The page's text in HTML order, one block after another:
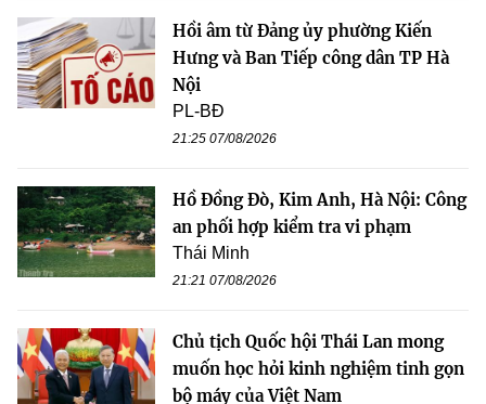
Hồi âm từ Đảng ủy phường Kiến
Hưng và Ban Tiếp công dân TP Hà
Nội
PL-BĐ
21:25 07/08/2026
Hồ Đồng Đò, Kim Anh, Hà Nội: Công
an phối hợp kiểm tra vi phạm
Thái Minh
21:21 07/08/2026
Chủ tịch Quốc hội Thái Lan mong
muốn học hỏi kinh nghiệm tinh gọn
bộ máy của Việt Nam